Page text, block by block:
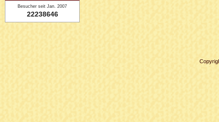
Besucher seit Jan. 2007
22238646